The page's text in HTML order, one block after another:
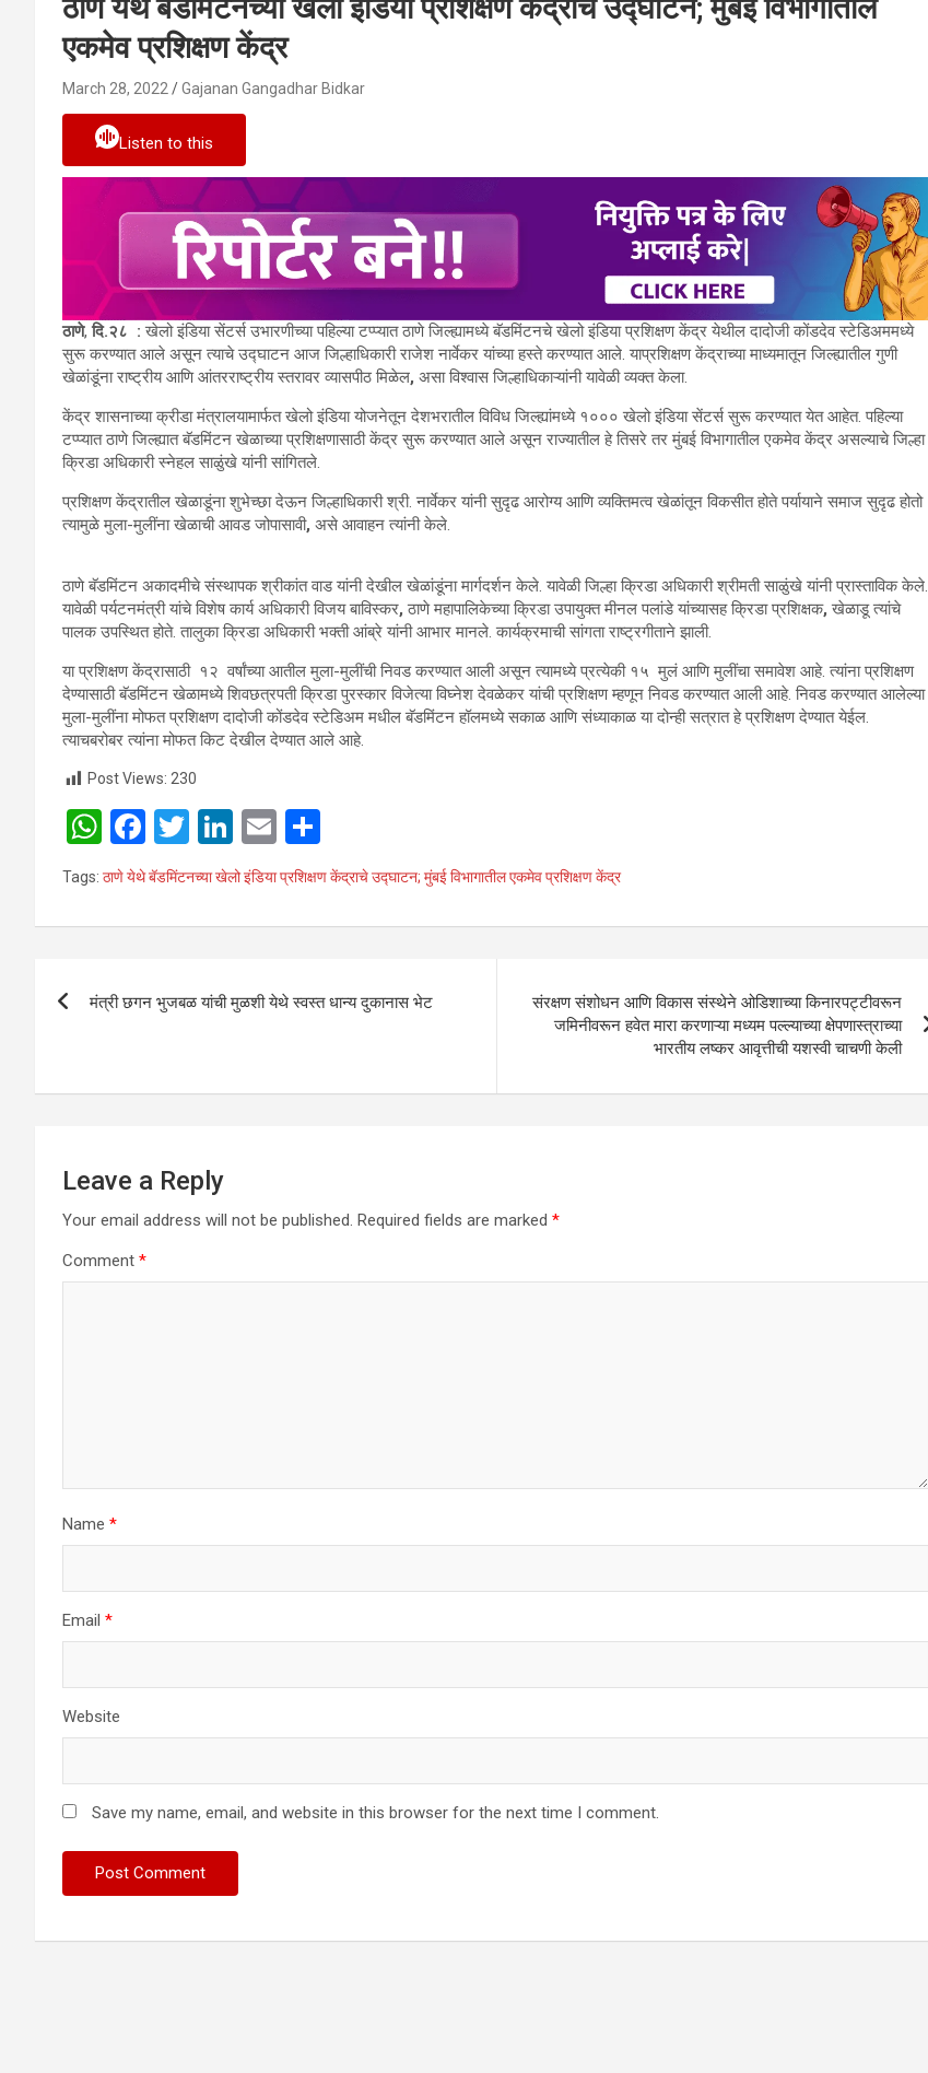
ठाणे येथे बॅडमिंटनच्या खेलो इंडिया प्रशिक्षण केंद्राचे उद्घाटन; मुंबई विभागातील
एकमेव प्रशिक्षण केंद्र
March 28, 2022 Gajanan Gangadhar Bidkar
Listen to this
ठाणे,दि.२८ : खेलो इंडिया सेंटर्स उभारणीच्या पहिल्या टप्प्यात ठाणे जिल्ह्यामध्ये बॅडमिंटनचे खेलो इंडिया प्रशिक्षण केंद्र येथील दादोजी कोंडदेव स्टेडिअममध्ये
सुरू करण्यात आले असून त्याचे उद्घाटन आज जिल्हाधिकारी राजेश नार्वेकर यांच्या हस्ते करण्यात आले. याप्रशिक्षण केंद्राच्या माध्यमातून जिल्ह्यातील गुणी
खेळांडूंना राष्ट्रीय आणि आंतरराष्ट्रीय स्तरावर व्यासपीठ मिळेल, असा विश्वास जिल्हाधिकाऱ्यांनी यावेळी व्यक्त केला.
केंद्र शासनाच्या क्रीडा मंत्रालयामार्फत खेलो इंडिया योजनेतून देशभरातील विविध जिल्ह्यांमध्ये १००० खेलो इंडिया सेंटर्स सुरू करण्यात येत आहेत. पहिल्या
टप्प्यात ठाणे जिल्ह्यात बॅडमिंटन खेळाच्या प्रशिक्षणासाठी केंद्र सुरू करण्यात आले असून राज्यातील हे तिसरे तर मुंबई विभागातील एकमेव केंद्र असल्याचे जिल्हा
क्रिडा अधिकारी स्नेहल साळुंखे यांनी सांगितले.
प्रशिक्षण केंद्रातील खेळाडूंना शुभेच्छा देऊन जिल्हाधिकारी श्री. नार्वेकर यांनी सुदृढ आरोग्य आणि व्यक्तिमत्व खेळांतून विकसीत होते पर्यायाने समाज सुदृढ होतो
त्यामुळे मुला-मुलींना खेळाची आवड जोपासावी, असे आवाहन त्यांनी केले.
ठाणे बॅडमिंटन अकादमीचे संस्थापक श्रीकांत वाड यांनी देखील खेळांडूंना मार्गदर्शन केले. यावेळी जिल्हा क्रिडा अधिकारी श्रीमती साळुंखे यांनी प्रास्ताविक केले.
यावेळी पर्यटनमंत्री यांचे विशेष कार्य अधिकारी विजय बाविस्कर,ठाणे महापालिकेच्या क्रिडा उपायुक्त मीनल पलांडे यांच्यासह क्रिडा प्रशिक्षक,खेळाडू त्यांचे
पालक उपस्थित होते. तालुका क्रिडा अधिकारी भक्ती आंब्रे यांनी आभार मानले. कार्यक्रमाची सांगता राष्ट्रगीताने झाली.
या प्रशिक्षण केंद्रासाठी १२ वर्षांच्या आतील मुला-मुलींची निवड करण्यात आली असून त्यामध्ये प्रत्येकी १५ मुलं आणि मुलींचा समावेश आहे. त्यांना प्रशिक्षण
देण्यासाठी बॅडमिंटन खेळामध्ये शिवछत्रपती क्रिडा पुरस्कार विजेत्या विघ्नेश देवळेकर यांची प्रशिक्षण म्हणून निवड करण्यात आली आहे. निवड करण्यात आलेल्या
मुला-मुलींना मोफत प्रशिक्षण दादोजी कोंडदेव स्टेडिअम मधील बॅडमिंटन हॉलमध्ये सकाळ आणि संध्याकाळ या दोन्ही सत्रात हे प्रशिक्षण देण्यात येईल.
त्याचबरोबर त्यांना मोफत किट देखील देण्यात आले आहे.
Post Views: 230
W
h
at
s
p
F
a
ce
b
o
T
wi
tt
er
Li
n
ke
dI
E
m
ail
h
ar
e
Tags: ठाणे येथे बॅडमिंटनच्या खेलो इंडिया प्रशिक्षण केंद्राचे उद्घाटन; मुंबई विभागातील एकमेव प्रशिक्षण केंद्र
navigation
मंत्री छगन भुजबळ यांची मुळशी येथे स्वस्त धान्य दुकानास भेट
संरक्षण संशोधन आणि विकास संस्थेने ओडिशाच्या किनारपट्टीवरून
जमिनीवरून हवेत मारा करणाऱ्या मध्यम पल्ल्याच्या क्षेपणास्त्राच्या
भारतीय लष्कर आवृत्तीची यशस्वी चाचणी केली
Leave a Reply
Your email address will not be published. Required fields are marked *
Comment *
Name *
Email *
Website
Save my name, email, and website in this browser for the next time I comment.